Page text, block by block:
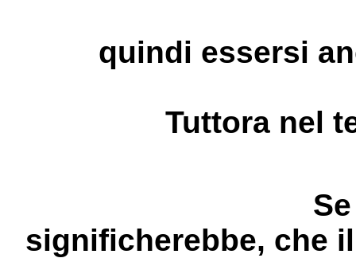
quindi essersi
Tuttora nel
significherebbe, che